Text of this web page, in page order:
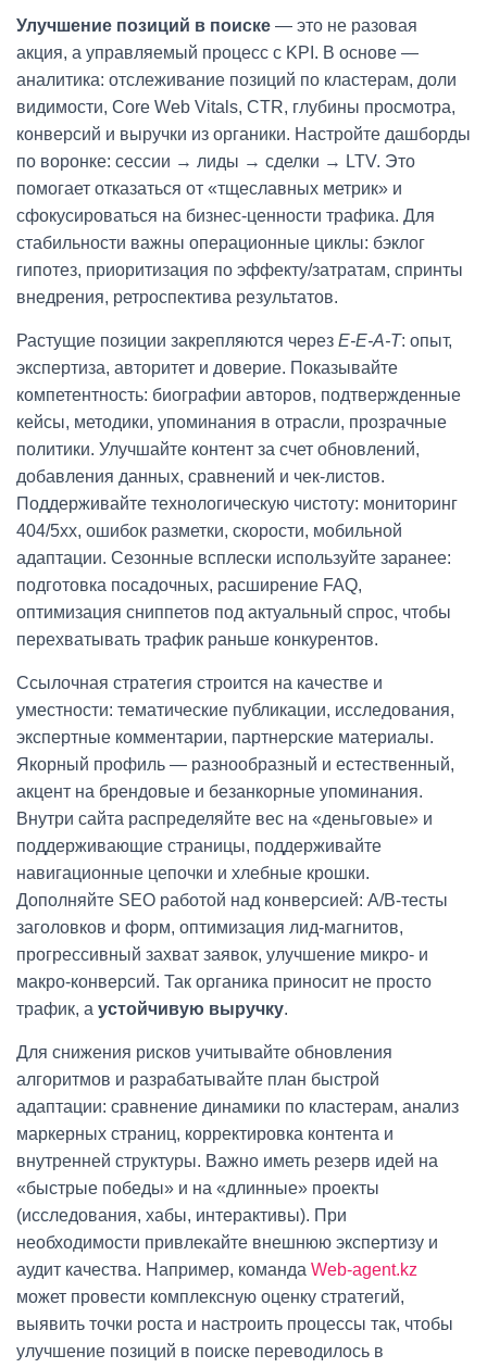
Улучшение позиций в поиске — это не разовая
акция, а управляемый процесс с KPI. В основе —
аналитика: отслеживание позиций по кластерам, доли
видимости, Core Web Vitals, CTR, глубины просмотра,
конверсий и выручки из органики. Настройте дашборды
по воронке: сессии → лиды → сделки → LTV. Это
помогает отказаться от «тщеславных метрик» и
сфокусироваться на бизнес‑ценности трафика. Для
стабильности важны операционные циклы: бэклог
гипотез, приоритизация по эффекту/затратам, спринты
внедрения, ретроспектива результатов.
Растущие позиции закрепляются через E‑E‑A‑T: опыт,
экспертиза, авторитет и доверие. Показывайте
компетентность: биографии авторов, подтвержденные
кейсы, методики, упоминания в отрасли, прозрачные
политики. Улучшайте контент за счет обновлений,
добавления данных, сравнений и чек-листов.
Поддерживайте технологическую чистоту: мониторинг
404/5xx, ошибок разметки, скорости, мобильной
адаптации. Сезонные всплески используйте заранее:
подготовка посадочных, расширение FAQ,
оптимизация сниппетов под актуальный спрос, чтобы
перехватывать трафик раньше конкурентов.
Ссылочная стратегия строится на качестве и
уместности: тематические публикации, исследования,
экспертные комментарии, партнерские материалы.
Якорный профиль — разнообразный и естественный,
акцент на брендовые и безанкорные упоминания.
Внутри сайта распределяйте вес на «деньговые» и
поддерживающие страницы, поддерживайте
навигационные цепочки и хлебные крошки.
Дополняйте SEO работой над конверсией: A/B‑тесты
заголовков и форм, оптимизация лид-магнитов,
прогрессивный захват заявок, улучшение микро‑ и
макро‑конверсий. Так органика приносит не просто
трафик, а устойчивую выручку.
Для снижения рисков учитывайте обновления
алгоритмов и разрабатывайте план быстрой
адаптации: сравнение динамики по кластерам, анализ
маркерных страниц, корректировка контента и
внутренней структуры. Важно иметь резерв идей на
«быстрые победы» и на «длинные» проекты
(исследования, хабы, интерактивы). При
необходимости привлекайте внешнюю экспертизу и
аудит качества. Например, команда Web-agent.kz
может провести комплексную оценку стратегий,
выявить точки роста и настроить процессы так, чтобы
улучшение позиций в поиске переводилось в